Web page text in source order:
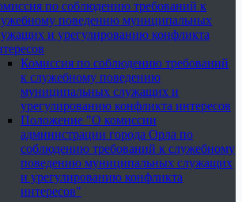
по соблюдению требований к
поведению муниципальных
и урегулированию конфликта
Комиссия по соблюдению требований
к служебному поведению
муниципальных служащих и
урегулированию конфликта интересов
Положение "О комиссии
администрации города Орла по
соблюдению требований к служебному
поведению муниципальных служащих
и урегулированию конфликта
интересов"